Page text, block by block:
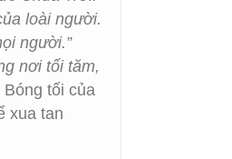
loài người.
người.”
nơi tối tăm,
tối của
xua tan